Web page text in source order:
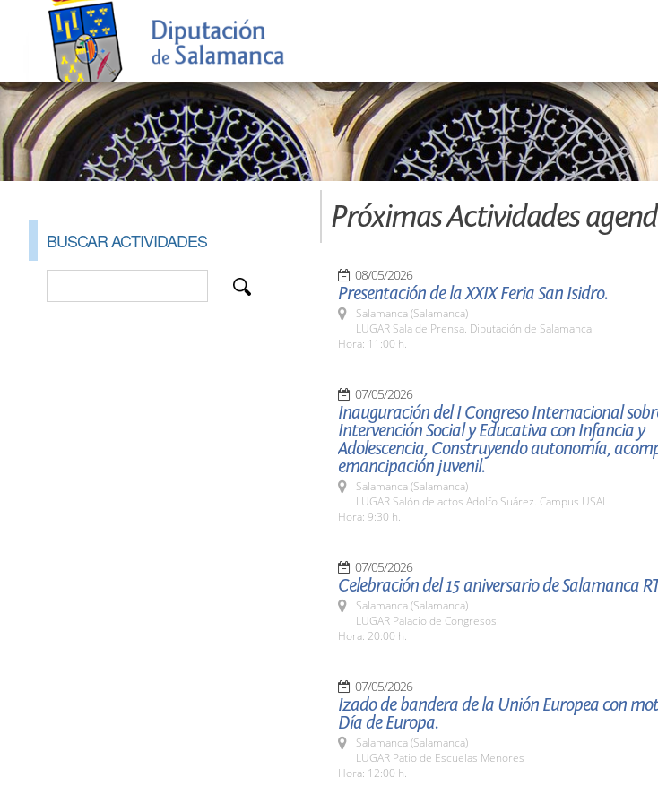
BUSCAR ACTIVIDADES
Próximas Actividades
08/05/2026
Presentación de la XXIX Feria San Isidro.
Salamanca (Salamanca)
LUGAR Sala de Prensa. Diputación de Salamanca.
Hora: 11:00 h.
07/05/2026
Inauguración del I Congreso Internacional
Intervención Social y Educativa con Infancia y
Adolescencia, Construyendo autonomía,
emancipación juvenil.
Salamanca (Salamanca)
LUGAR Salón de actos Adolfo Suárez. Campus USAL
Hora: 9:30 h.
07/05/2026
Celebración del 15 aniversario de Salamanca
Salamanca (Salamanca)
LUGAR Palacio de Congresos.
Hora: 20:00 h.
07/05/2026
Izado de bandera de la Unión Europea con
Día de Europa.
Salamanca (Salamanca)
LUGAR Patio de Escuelas Menores
Hora: 12:00 h.